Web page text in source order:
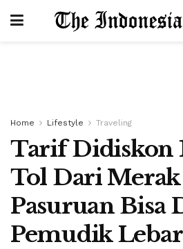
Home Lifestyle Traveling
Tarif Didiskon
Tol Dari
Pasuruan Bisa
Pemudik